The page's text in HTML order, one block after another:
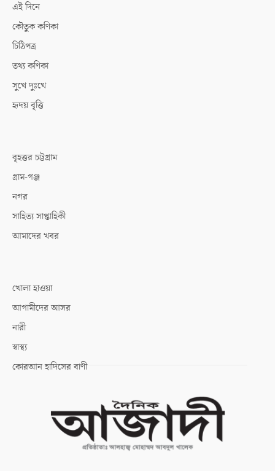
এই দিনে
কৌতুক কণিকা
চিঠিপত্র
তথ্য কণিকা
সুখে দুঃখে
হৃদয় বৃত্তি
বৃহত্তর চট্টগ্রাম
গ্রাম-গঞ্জ
নগর
সাহিত্য সাপ্তাহিকী
আমাদের খবর
খোলা হাওয়া
আগামীদের আসর
নারী
স্বাস্থ্য
কোরআন হাদিসের বাণী